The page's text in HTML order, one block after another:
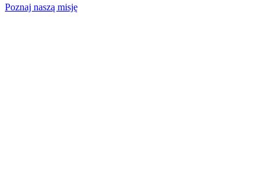
Poznaj naszą misję